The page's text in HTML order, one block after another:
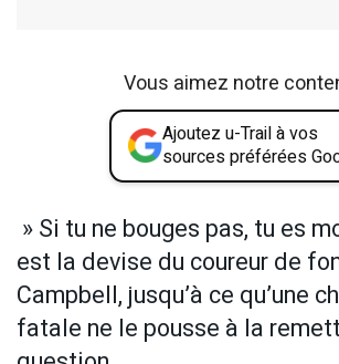
Vous aimez notre
Ajoutez u-Trail à vos
sources préférées
» Si tu ne bouges pas, tu es
est la devise du coureur de
Campbell, jusqu’à ce qu’une
fatale ne le pousse à la